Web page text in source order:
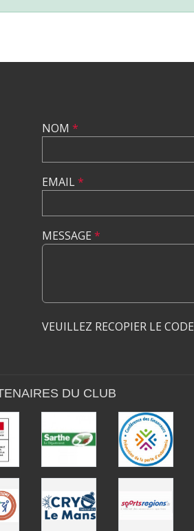
NOM *
EMAIL*
MESSAGE *
VEUILLEZ RECOPIER LE CODE
DU CLUB